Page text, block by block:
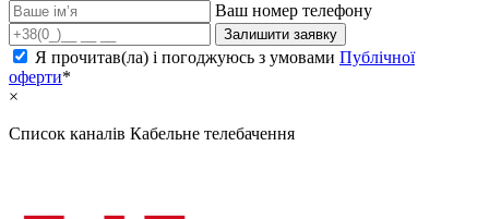
Ваш номер телефону
Залишити заявку
Я прочитав(ла) і погоджуюсь з умовами Публічної
оферти*
×
Список каналів Кабельне телебачення